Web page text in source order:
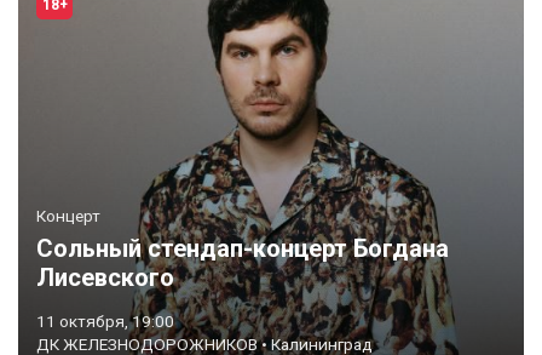
18+
Концерт
Сольный стендап-концерт Богдана
Лисевского
11 октября, 19:00
ДК ЖЕЛЕЗНОДОРОЖНИКОВ • Калининград